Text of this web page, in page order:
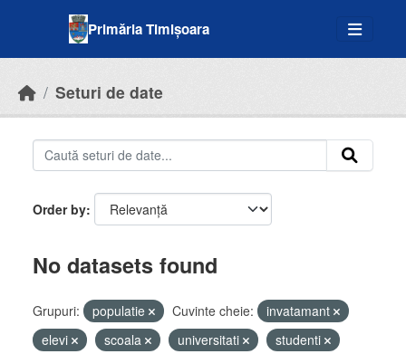
Primăria Timișoara
Seturi de date
Order by
No datasets found
Grupuri: populatie Cuvinte cheie:
invatamant
elevi
scoala universitati
studenti